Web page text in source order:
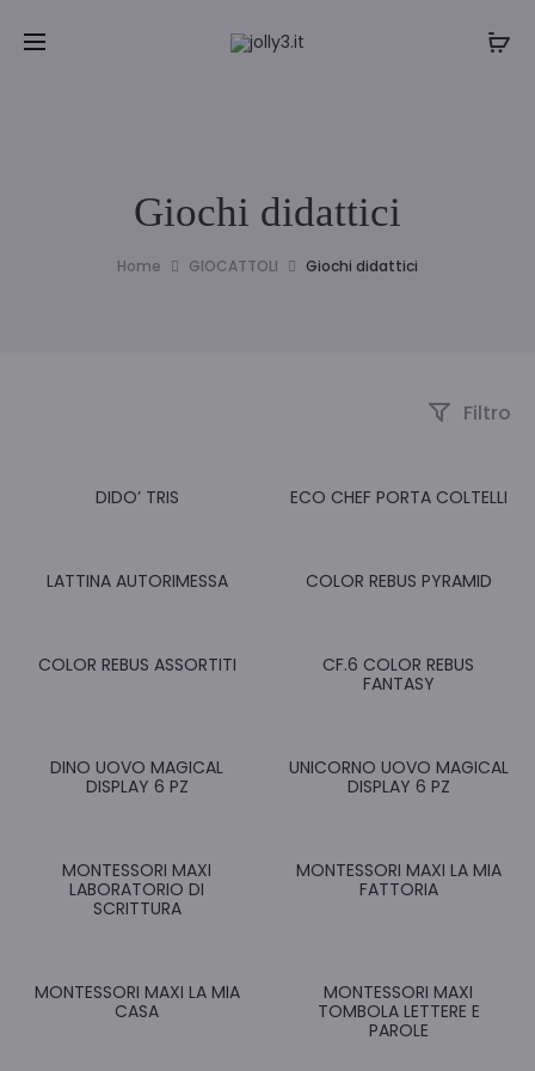
Giochi didattici
Home GIOCATTOLI Giochi didattici
Filtro
DIDO’ TRIS ECO CHEF PORTA COLTELLI
LATTINA AUTORIMESSA COLOR REBUS PYRAMID
COLOR REBUS ASSORTITI
CF.6 COLOR REBUS
FANTASY
DINO UOVO MAGICAL
DISPLAY 6 PZ
UNICORNO UOVO MAGICAL
DISPLAY 6 PZ
MONTESSORI MAXI
LABORATORIO DI
SCRITTURA
MONTESSORI MAXI LA MIA
FATTORIA
MONTESSORI MAXI LA MIA
CASA
MONTESSORI MAXI
TOMBOLA LETTERE E
PAROLE